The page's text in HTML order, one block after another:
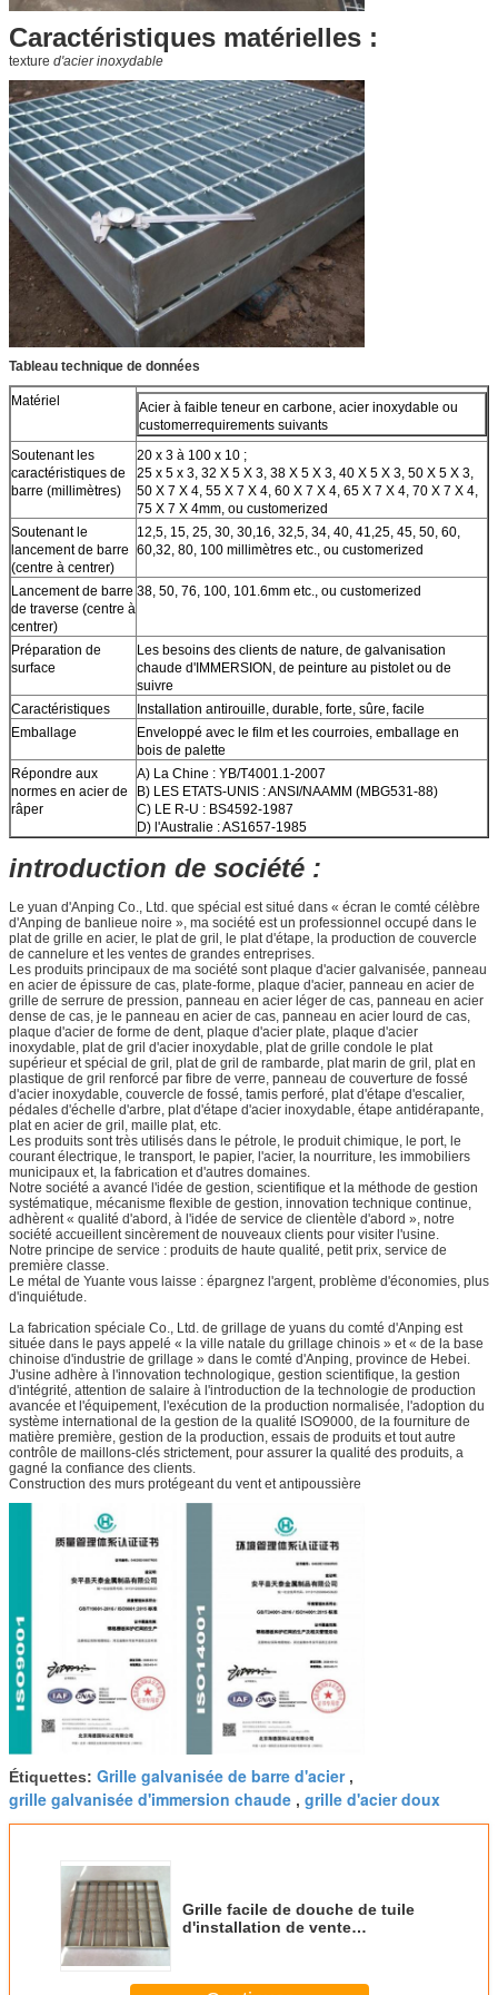
Caractéristiques matérielles :
texture d'acier inoxydable
Tableau technique de données
Matériel
Acier à faible teneur en carbone, acier inoxydable ou
customerrequirements suivants
Soutenant les
caractéristiques de
barre (millimètres)
20 x 3 à 100 x 10 ;
25 x 5 x 3, 32 X 5 X 3, 38 X 5 X 3, 40 X 5 X 3, 50 X 5 X 3,
50 X 7 X 4, 55 X 7 X 4, 60 X 7 X 4, 65 X 7 X 4, 70 X 7 X 4,
75 X 7 X 4mm, ou customerized
Soutenant le
lancement de barre
(centre à centrer)
12,5, 15, 25, 30, 30,16, 32,5, 34, 40, 41,25, 45, 50, 60,
60,32, 80, 100 millimètres etc., ou customerized
Lancement de barre
de traverse (centre à
centrer)
38, 50, 76, 100, 101.6mm etc., ou customerized
Préparation de
surface
Les besoins des clients de nature, de galvanisation
chaude d'IMMERSION, de peinture au pistolet ou de
suivre
Caractéristiques
Installation antirouille, durable, forte, sûre, facile
Emballage
Enveloppé avec le film et les courroies, emballage en
bois de palette
Répondre aux
normes en acier de
râper
A) La Chine : YB/T4001.1-2007
B) LES ETATS-UNIS : ANSI/NAAMM (MBG531-88)
C) LE R-U : BS4592-1987
D) l'Australie : AS1657-1985
introduction de société :
Le yuan d'Anping Co., Ltd. que spécial est situé dans « écran le comté célèbre
d'Anping de banlieue noire », ma société est un professionnel occupé dans le
plat de grille en acier, le plat de gril, le plat d'étape, la production de couvercle
de cannelure et les ventes de grandes entreprises.
Les produits principaux de ma société sont plaque d'acier galvanisée, panneau
en acier de épissure de cas, plate-forme, plaque d'acier, panneau en acier de
grille de serrure de pression, panneau en acier léger de cas, panneau en acier
dense de cas, je le panneau en acier de cas, panneau en acier lourd de cas,
plaque d'acier de forme de dent, plaque d'acier plate, plaque d'acier
inoxydable, plat de gril d'acier inoxydable, plat de grille condole le plat
supérieur et spécial de gril, plat de gril de rambarde, plat marin de gril, plat en
plastique de gril renforcé par fibre de verre, panneau de couverture de fossé
d'acier inoxydable, couvercle de fossé, tamis perforé, plat d'étape d'escalier,
pédales d'échelle d'arbre, plat d'étape d'acier inoxydable, étape antidérapante,
plat en acier de gril, maille plat, etc.
Les produits sont très utilisés dans le pétrole, le produit chimique, le port, le
courant électrique, le transport, le papier, l'acier, la nourriture, les immobiliers
municipaux et, la fabrication et d'autres domaines.
Notre société a avancé l'idée de gestion, scientifique et la méthode de gestion
systématique, mécanisme flexible de gestion, innovation technique continue,
adhèrent « qualité d'abord, à l'idée de service de clientèle d'abord », notre
société accueillent sincèrement de nouveaux clients pour visiter l'usine.
Notre principe de service : produits de haute qualité, petit prix, service de
première classe.
Le métal de Yuante vous laisse : épargnez l'argent, problème d'économies, plus
d'inquiétude.
La fabrication spéciale Co., Ltd. de grillage de yuans du comté d'Anping est
située dans le pays appelé « la ville natale du grillage chinois » et « de la base
chinoise d'industrie de grillage » dans le comté d'Anping, province de Hebei.
J'usine adhère à l'innovation technologique, gestion scientifique, la gestion
d'intégrité, attention de salaire à l'introduction de la technologie de production
avancée et l'équipement, l'exécution de la production normalisée, l'adoption du
système international de la gestion de la qualité ISO9000, de la fourniture de
matière première, gestion de la production, essais de produits et tout autre
contrôle de maillons-clés strictement, pour assurer la qualité des produits, a
gagné la confiance des clients.
Construction des murs protégeant du vent et antipoussière
Étiquettes: Grille galvanisée de barre d'acier,
grille galvanisée d'immersion chaude , grille d'acier doux
Grille facile de douche de tuile
d'installation de vente